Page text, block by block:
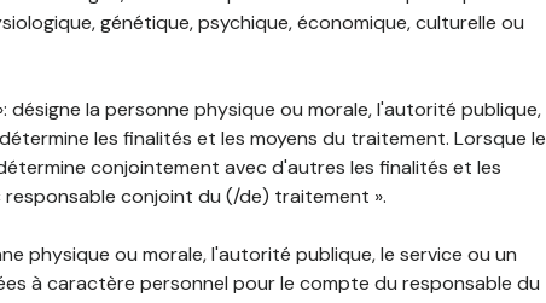
génétique, psychique, économique, culturelle ou
la personne physique ou morale, l'autorité publique,
les finalités et les moyens du traitement. Lorsque le
conjointement avec d'autres les finalités et les
conjoint du (/de) traitement ».
physique ou morale, l'autorité publique, le service ou un
à caractère personnel pour le compte du responsable du